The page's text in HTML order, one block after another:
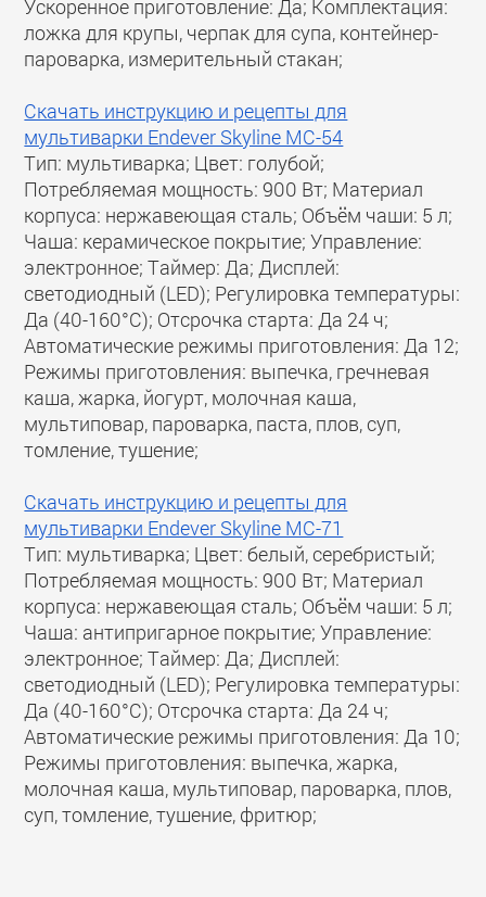
Ускоренное приготовление: Да; Комплектация:
ложка для крупы, черпак для супа, контейнер-
пароварка, измерительный стакан;
Скачать инструкцию и рецепты для
мультиварки Endever Skyline MC-54
Тип: мультиварка; Цвет: голубой;
Потребляемая мощность: 900 Вт; Материал
корпуса: нержавеющая сталь; Объём чаши: 5 л;
Чаша: керамическое покрытие; Управление:
электронное; Таймер: Да; Дисплей:
светодиодный (LED); Регулировка температуры:
Да (40-160°С); Отсрочка старта: Да 24 ч;
Автоматические режимы приготовления: Да 12;
Режимы приготовления: выпечка, гречневая
каша, жарка, йогурт, молочная каша,
мультиповар, пароварка, паста, плов, суп,
томление, тушение;
Скачать инструкцию и рецепты для
мультиварки Endever Skyline MC-71
Тип: мультиварка; Цвет: белый, серебристый;
Потребляемая мощность: 900 Вт; Материал
корпуса: нержавеющая сталь; Объём чаши: 5 л;
Чаша: антипригарное покрытие; Управление:
электронное; Таймер: Да; Дисплей:
светодиодный (LED); Регулировка температуры:
Да (40-160°С); Отсрочка старта: Да 24 ч;
Автоматические режимы приготовления: Да 10;
Режимы приготовления: выпечка, жарка,
молочная каша, мультиповар, пароварка, плов,
суп, томление, тушение, фритюр;